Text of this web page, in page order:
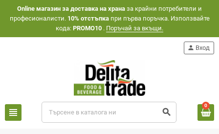
Оnline магазин за доставка на храна за крайни потребители и
професионалисти. 10% отстъпкапри първа поръчка. Използвайте
кода: PROMO10 . Поръчай за вкъщи.
view_headline search
person Вход
0